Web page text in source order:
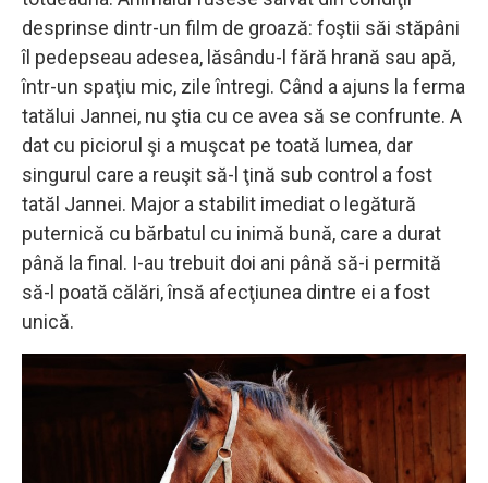
desprinse dintr-un film de groază: foştii săi stăpâni
îl pedepseau adesea, lăsându-l fără hrană sau apă,
într-un spaţiu mic, zile întregi. Când a ajuns la ferma
tatălui Jannei, nu ştia cu ce avea să se confrunte. A
dat cu piciorul şi a muşcat pe toată lumea, dar
singurul care a reuşit să-l ţină sub control a fost
tatăl Jannei. Major a stabilit imediat o legătură
puternică cu bărbatul cu inimă bună, care a durat
până la final. I-au trebuit doi ani până să-i permită
să-l poată călări, însă afecţiunea dintre ei a fost
unică.